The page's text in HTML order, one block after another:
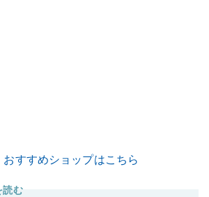
おすすめショップはこちら
読む